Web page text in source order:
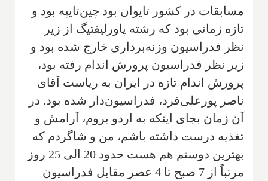
مسابقات در کشور تایوان بود چین‌تایپه بود و
تازه زمانی بود که رشته پاورلیفتیگ از‌ زیر
نظر فدراسیون وزنه‌برداری خارج شده بود و
زیر نظر فدراسیون پرورش اندام رفته بود،
پرورش اندام تازه در ایران به ریاست آقای
ناصر پورعلی‌فرد، فدراسیون‌دار شده بود. در
آن زمان بجای اینکه به اردو بروم، آرامش و
تغذیه درست داشته باشم، من و شاگردم که
بهترین دوستم هم هست حدود 20 الی 25 روز
مرتباً از 7 صبح تا 4 عصر مقابل فدراسیون